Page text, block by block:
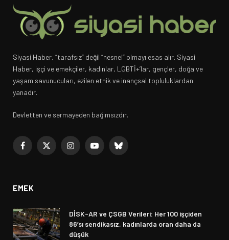
Siyasi Haber, “tarafsız” değil “nesnel” olmayı esas alır. Siyasi
Haber, işçi ve emekçiler, kadınlar, LGBTİ+’lar, gençler, doğa ve
yaşam savunucuları, ezilen etnik ve inançsal topluluklardan
yanadır.
Devletten ve sermayeden bağımsızdır.
Facebook
X
InstagramYouTubeBluesky
EMEK
DİSK-AR ve ÇSGB Verileri: Her 100 işçiden
86’sı sendikasız, kadınlarda oran daha da
düşük